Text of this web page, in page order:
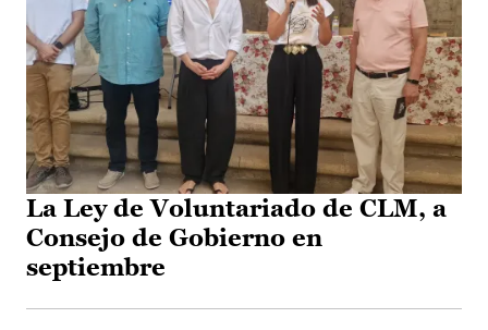
La Ley de Voluntariado de CLM, a
Consejo de Gobierno en
septiembre